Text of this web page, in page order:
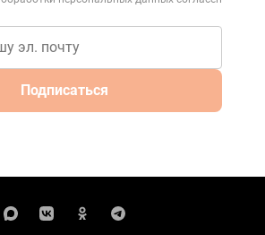
Подписаться